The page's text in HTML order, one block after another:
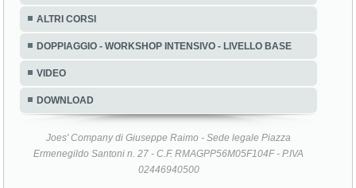
ALTRI CORSI
DOPPIAGGIO - WORKSHOP INTENSIVO - LIVELLO BASE
VIDEO
DOWNLOAD
Joes' Company di Giuseppe Raimo - Sede legale Piazza
Ermenegildo Santoni n. 27 - C.F. RMAGPP56M05F104F - P.IVA
02446940500